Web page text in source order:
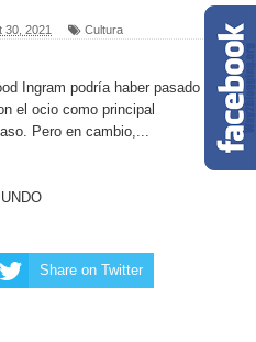
30, 2021 Cultura
Ingram podría haber pasado
el ocio como principal
Pero en cambio,...
Share on Twitter